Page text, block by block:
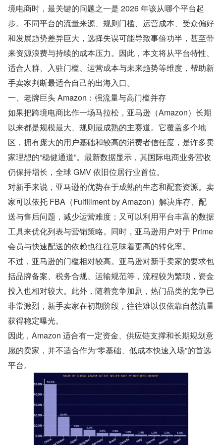
境电商时，最关键的问题之一是 2026 年该从哪个平台起
步。不同平台的流量来源、规则门槛、运营成本、受众偏好
和发展趋势差异巨大，选择失误可能导致事倍功半，甚至带
来资源浪费与持续的成本压力。因此，本文将从平台特性、
适合人群、入驻门槛、运营成本与未来趋势等维度，帮助新
手卖家判断最适合自己的出海入口。
一、老牌巨头 Amazon：强流量与高门槛并存
如果把跨境电商比作一场马拉松，亚马逊（Amazon）长期
以来都是规模最大、规则最成熟的主赛道。它覆盖多个地
区，拥有庞大的用户基础和较高的消费者信任度，是许多卖
家理想的“稳健通道”。最新数据显示，其国际电商业务营收
仍保持增长，全球 GMV 依旧位居行业首位。
对新手来说，亚马逊的优势在于成熟的生态和配套资源。卖
家可以依托 FBA（Fulfillment by Amazon）解决库存、配
送与售后问题，减少运营难度；又可以利用平台丰富的数据
工具来优化列表与营销策略。同时，亚马逊用户对于 Prime
会员与快速配送的依赖也往往意味着更高的转化率。
不过，亚马逊的门槛相对较高。亚马逊对新手卖家的要求包
括品牌备案、税务合规、运输规范等，流程较为繁琐，资金
投入也相对较大。此外，随着竞争加剧，热门品类的竞争已
非常激烈，新手卖家在初期阶段，往往难以仅依靠自然流量
获得稳定曝光。
因此，Amazon 适合有一定资金、供应链支撑和长期规划意
愿的卖家，并不适合作为“零基础、低成本快速入场”的首选
平台。